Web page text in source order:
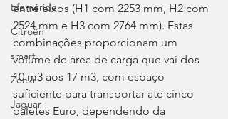
Efeméride
Citroën
smart
Zeekr
Jaguar
entre eixos (H1 com 2253 mm, H2 com
2524 mm e H3 com 2764 mm). Estas
combinações proporcionam um
volume de área de carga que vai dos
10 m3 aos 17 m3, com espaço
suficiente para transportar até cinco
paletes Euro, dependendo da